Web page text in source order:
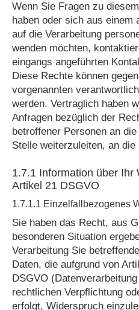
Wenn Sie Fragen zu
haben oder sich aus einem
auf die Verarbeitung
wenden möchten,
eingangs angeführten
Diese Rechte können
vorgenannten
werden. Vertraglich haben
Anfragen bezüglich der
betroffener Personen an
Stelle weiterzuleiten, an
1.7.1 Information über Ihr
Artikel 21 DSGVO
1.7.1.1 Einzelfallbezogenes
Sie haben das Recht, aus
besonderen Situation
Verarbeitung Sie
Daten, die aufgrund von
DSGVO
rechtlichen Verpflichtung
erfolgt, Widerspruch